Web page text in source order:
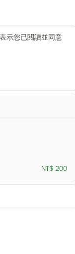
示您已閱讀並同意
NT$ 200